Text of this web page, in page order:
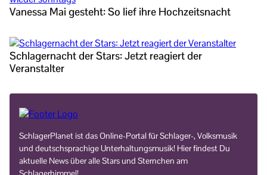
Vanessa Mai gesteht: So lief ihre Hochzeitsnacht
Schlagernacht der Stars: Jetzt reagiert der
Veranstalter
SchlagerPlanet ist das Online-Portal für Schlager-, Volksmusik
und deutschsprachige Unterhaltungsmusik! Hier findest Du
aktuelle News über alle Stars und Sternchen am